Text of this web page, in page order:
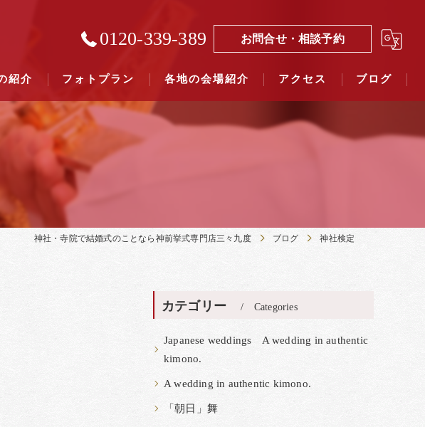
0120-339-389 お問合せ・相談予約
紹介
る東京都下の神社一覧（４０社寺）｜三々九度東京
る関東六県の神社一覧（７５社）県別表示｜三々九度東京
フォトプラン 各地の会場紹介 アクセス ブログ
神社・寺院で結婚式のことなら神前挙式専門店三々九度 ブログ 神社検定
カテゴリー Categories
Japanese weddings A wedding in authentic
kimono.
A wedding in authentic kimono.
「朝日」舞